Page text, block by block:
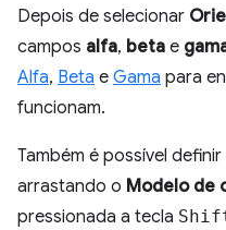
Depois de selecionar
campos alfa, beta e
Alfa, Beta e Gama para
funcionam.
Também é possível
arrastando o Modelo de
pressionada a tecla